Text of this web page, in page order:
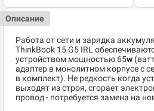
Описание
Работа от сети и зарядка
ThinkBook 15 G5 IRL
устройством мощностью 65w
адаптер в монолитном корпусе с
в комплект). Не редкость когда
выходят из строя, сгорает
провод - потребуется замена на